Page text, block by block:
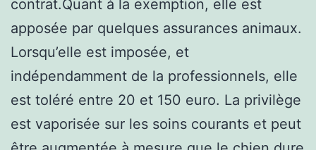
contrat.Quant à la exemption, elle est
apposée par quelques assurances animaux.
Lorsqu’elle est imposée, et
indépendamment de la professionnels, elle
est toléré entre 20 et 150 euro. La privilège
est vaporisée sur les soins courants et peut